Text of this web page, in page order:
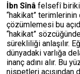
İbn Sînâ felsefî
“hakikat” terimlerinin
çözümlemesi bu
“hakikat”
sürekliliği anlaşılır.
dünyadaki varlığa
inanç adını alır. Bu
nispetleri açısından